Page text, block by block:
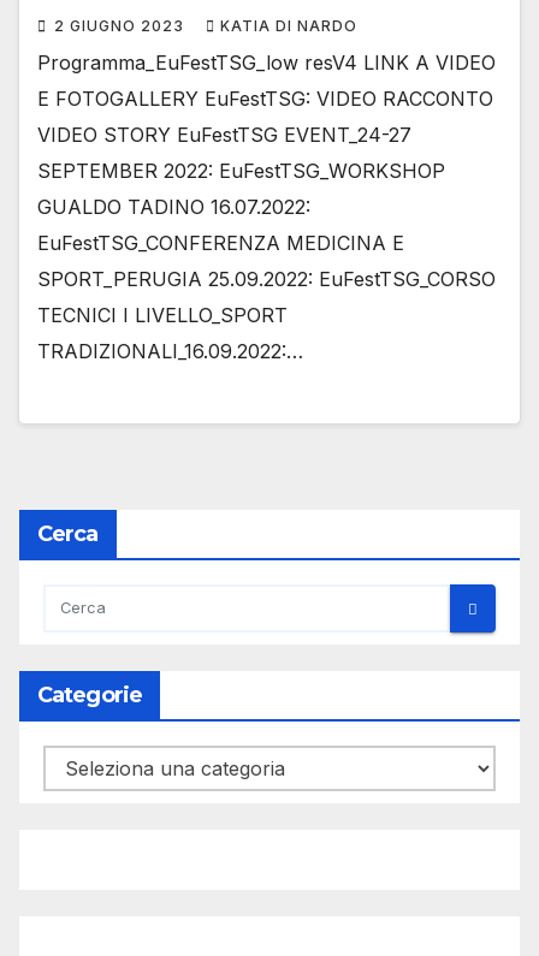
2 GIUGNO 2023 KATIA DI NARDO
Programma_EuFestTSG_low resV4 LINK A VIDEO
E FOTOGALLERY EuFestTSG: VIDEO RACCONTO
VIDEO STORY EuFestTSG EVENT_24-27
SEPTEMBER 2022: EuFestTSG_WORKSHOP
GUALDO TADINO 16.07.2022:
EuFestTSG_CONFERENZA MEDICINA E
SPORT_PERUGIA 25.09.2022: EuFestTSG_CORSO
TECNICI I LIVELLO_SPORT
TRADIZIONALI_16.09.2022:…
Cerca
Categorie
Categorie